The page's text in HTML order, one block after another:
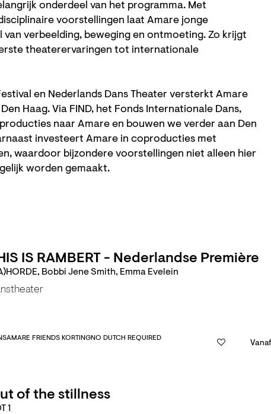
onderdeel van het programma. Met
voorstellingen laat Amare jonge
van verbeelding, beweging en ontmoeting. Zo krijgt
theaterervaringen tot internationale
en Nederlands Dans Theater versterkt Amare
Haag. Via FIND, het Fonds Internationale Dans,
naar Amare en bouwen we verder aan Den
investeert Amare in coproducties met
waardoor bijzondere voorstellingen niet alleen hier
worden gemaakt.
IS RAMBERT - Nederlandse Première
Bobbi Jene Smith, Emma Evelein
AMARE FRIENDS KORTINGNO DUTCH REQUIRED
of the stillness
1